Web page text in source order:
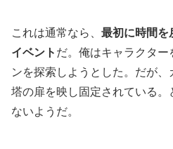
これは通常なら、 最初に時間を
イベント だ。俺はキャラクタ
ンを探索しようとした。だが
塔の扉を映し固定されている
ないようだ。